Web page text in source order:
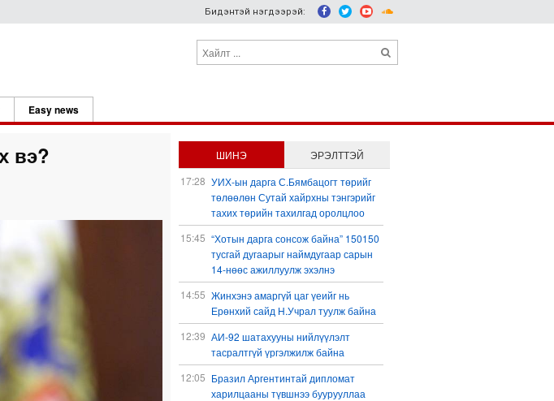
Бидэнтэй нэгдээрэй:
Easy news
вэ? ШИНЭ
ЭРЭЛТТЭЙ
17:28 УИХ-ын дарга С.Бямбацогт төрийг
төлөөлөн Сутай хайрхны тэнгэрийг
тахих төрийн тахилгад оролцлоо
15:45 “Хотын дарга сонсож байна” 150150
тусгай дугаарыг наймдугаар сарын
14-нөөс ажиллуулж эхэлнэ
14:55 Жинхэнэ амаргүй цаг үеийг нь
Ерөнхий сайд Н.Учрал туулж байна
12:39 АИ-92 шатахууны нийлүүлэлт
тасралтгүй үргэлжилж байна
12:05 Бразил Аргентинтай дипломат
харилцааны түвшнээ буурууллаа